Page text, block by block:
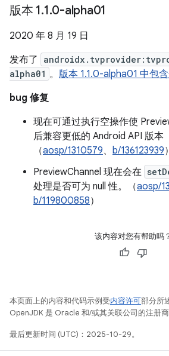
版本 1.1.0-alpha01
2020 年 8 月 19 日
发布了
alpha01 。 版本 1.1.0-alpha01 中包
bug 修复
现在可通过执行空操作使
后兼容更低的 Android API 版本
（aosp/1310579、 b/136123939）
PreviewChannel 现在会在
处理是否可为 null 性。（aosp/
b/119800858）
该内容对您有帮助吗
本页面上的内容和代码示例受内容许可部分所
OpenJDK 是 Oracle 和/或其关联公司的注册商
最后更新时间 (UTC)：2025-10-29。